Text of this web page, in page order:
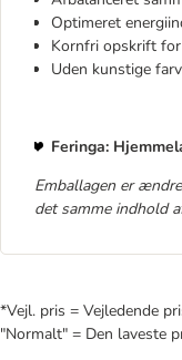
Optimeret
Kornfri opskrift
Uden kunstige
Feringa:
Emballagen er
det samme indhold
*Vejl. pris = Vejledende
"Normalt" = Den laveste